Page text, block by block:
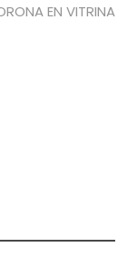
EN VITRINA